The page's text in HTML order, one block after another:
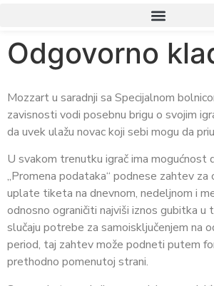
Odgovorno
Mozzart u saradnji sa Specijalnom
zavisnosti vodi posebnu brigu o svojim
da uvek ulažu novac koji sebi mogu da
U svakom trenutku igrač ima mogućnost
„Promena podataka“ podnese zahtev za
uplate tiketa na dnevnom, nedeljnom i
odnosno ograničiti najviši iznos gubitka u
slučaju potrebe za samoisključenjem na
period, taj zahtev može podneti putem
prethodno pomenutoj strani.